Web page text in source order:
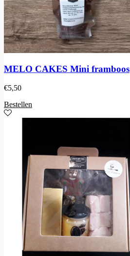
MELO CAKES Mini framboos
€5,50
Bestellen